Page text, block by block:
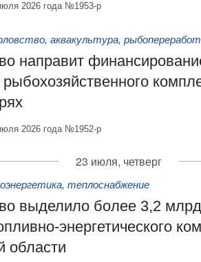
2026 года №1953-р
аквакультура,
направит
2026 года №1952-р
23 июля, четверг
теплоснабжение
выделило более 3,2
энергетического
области